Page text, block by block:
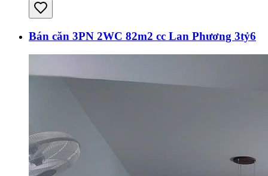
Bán căn 3PN 2WC 82m2 cc Lan Phương 3tỷ6